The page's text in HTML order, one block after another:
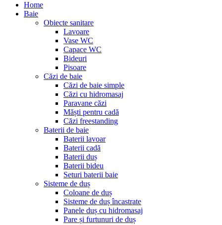
Home
Baie
Obiecte sanitare
Lavoare
Vase WC
Capace WC
Bideuri
Pisoare
Căzi de baie
Căzi de baie simple
Căzi cu hidromasaj
Paravane căzi
Măști pentru cadă
Căzi freestanding
Baterii de baie
Baterii lavoar
Baterii cadă
Baterii duș
Baterii bideu
Seturi baterii baie
Sisteme de duș
Coloane de duș
Sisteme de duș încastrate
Panele duș cu hidromasaj
Pare și furtunuri de duș